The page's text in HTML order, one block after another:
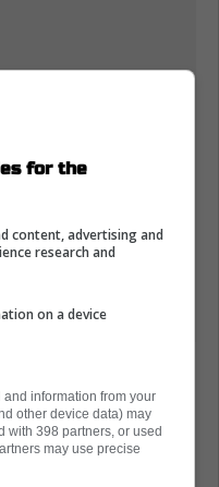
refusé
anecdote
pour The Hockey
for the
content, advertising and
research and
on a device
information from your
other device data) may
with 398 partners, or used
may use precise